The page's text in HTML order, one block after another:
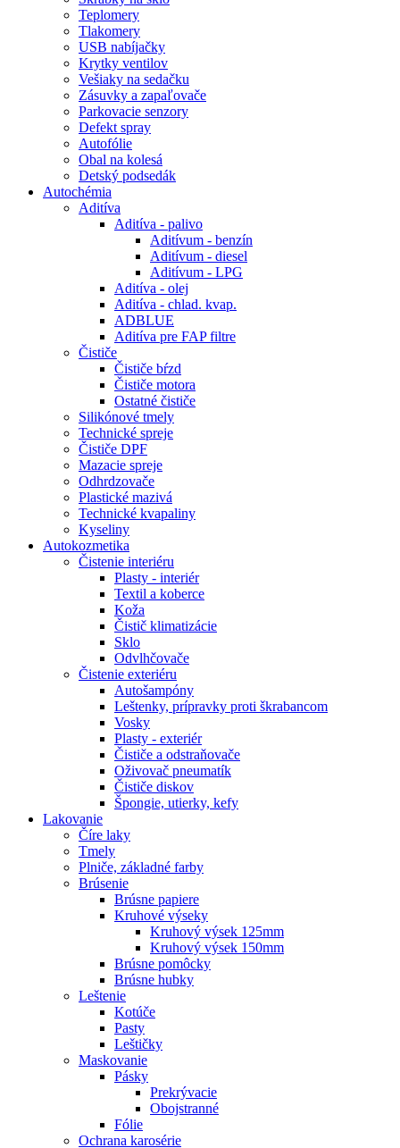
Teplomery
Tlakomery
USB nabíjačky
Krytky ventilov
Vešiaky na sedačku
Zásuvky a zapaľovače
Parkovacie senzory
Defekt spray
Autofólie
Obal na kolesá
Detský podsedák
Autochémia
Aditíva
Aditíva - palivo
Aditívum - benzín
Aditívum - diesel
Aditívum - LPG
Aditíva - olej
Aditíva - chlad. kvap.
ADBLUE
Aditíva pre FAP filtre
Čističe
Čističe bŕzd
Čističe motora
Ostatné čističe
Silikónové tmely
Technické spreje
Čističe DPF
Mazacie spreje
Odhrdzovače
Plastické mazivá
Technické kvapaliny
Kyseliny
Autokozmetika
Čistenie interiéru
Plasty - interiér
Textil a koberce
Koža
Čistič klimatizácie
Sklo
Odvlhčovače
Čistenie exteriéru
Autošampóny
Leštenky, prípravky proti škrabancom
Vosky
Plasty - exteriér
Čističe a odstraňovače
Oživovač pneumatík
Čističe diskov
Špongie, utierky, kefy
Lakovanie
Číre laky
Tmely
Plniče, základné farby
Brúsenie
Brúsne papiere
Kruhové výseky
Kruhový výsek 125mm
Kruhový výsek 150mm
Brúsne pomôcky
Brúsne hubky
Leštenie
Kotúče
Pasty
Leštičky
Maskovanie
Pásky
Prekrývacie
Obojstranné
Fólie
Ochrana karosérie